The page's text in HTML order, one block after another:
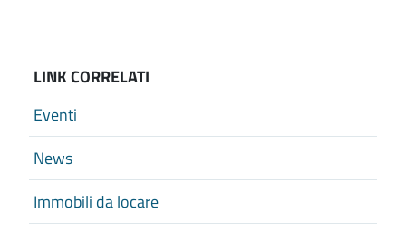
LINK CORRELATI
Eventi
News
Immobili da locare